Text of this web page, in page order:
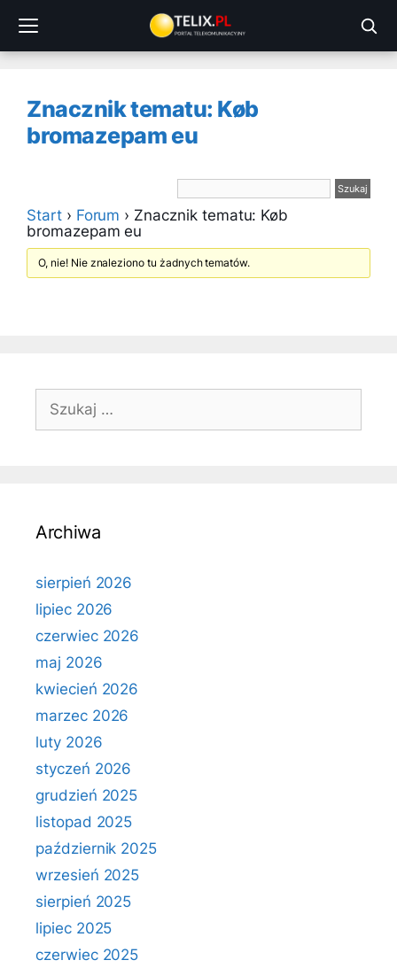
treści
Znacznik tematu: Køb
bromazepam eu
Start › Forum › Znacznik tematu: Køb
bromazepam eu
O, nie! Nie znaleziono tu żadnych tematów.
Szukaj:
Archiwa
sierpień 2026
lipiec 2026
czerwiec 2026
maj 2026
kwiecień 2026
marzec 2026
luty 2026
styczeń 2026
grudzień 2025
listopad 2025
październik 2025
wrzesień 2025
sierpień 2025
lipiec 2025
czerwiec 2025